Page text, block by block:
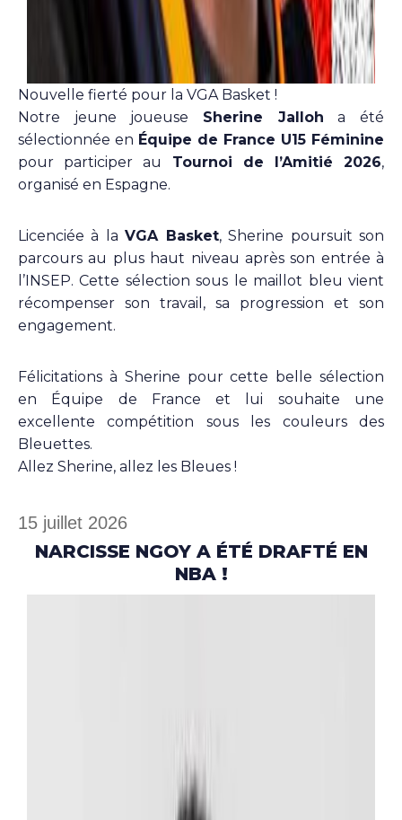
Nouvelle fierté pour la VGA Basket !
Notre jeune joueuse Sherine Jalloh a été
sélectionnée en Équipe de France U15 Féminine
pour participer au Tournoi de l’Amitié 2026,
organisé en Espagne.
Licenciée à laVGA Basket, Sherine poursuit son
parcours au plus haut niveau après son entrée à
l’INSEP. Cette sélection sous le maillot bleu vient
récompenser son travail, sa progression et son
engagement.
Félicitations à Sherine pour cette belle sélection
en Équipe de France et lui souhaite une
excellente compétition sous les couleurs des
Bleuettes.
Allez Sherine, allez les Bleues !
15 juillet 2026
NARCISSE NGOY A ÉTÉ DRAFTÉ EN
NBA !